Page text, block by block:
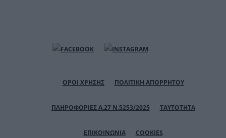
ΟΡΟΙ ΧΡΗΣΗΣ ΠΟΛΙΤΙΚΗ ΑΠΟΡΡΗΤΟΥ
ΠΛΗΡΟΦΟΡΙΕΣ Α.27 Ν.5253/2025 ΤΑΥΤΟΤΗΤΑ
ΕΠΙΚΟΙΝΩΝΙΑ COOKIES